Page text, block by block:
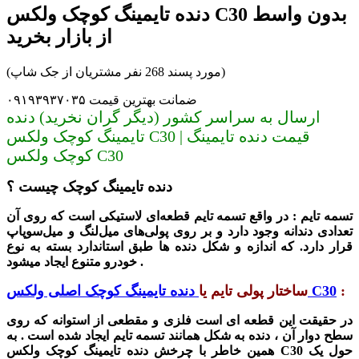
دنده تایمینگ کوچک ولکس C30 بدون واسط
از بازار بخرید
(مورد پسند 268 نفر مشتریان از جک شاپ)
ضمانت بهترین قیمت ۰۹۱۹۳۹۳۷۰۳۵
ارسال به سراسر کشور (دیگر گران نخرید) دنده
تایمینگ کوچک ولکس C30 | قیمت دنده تایمینگ
کوچک ولکس C30
دنده تایمینگ کوچک چیست ؟
تسمه تایم : در واقعتسمه تایم قطعه‌ای لاستیکی است که روی آن
تعدادی دندانه وجود دارد و بر روی پولی‌های میل‌لنگ و میل‌سوپاپ
قرار دارد. که اندازه و شکل دنده ها طبق استاندارد بسته به نوع
خودرو متنوع ایجاد میشود .
ساختار پولی تایم یا دنده تایمینگ کوچک اصلی ولکس C30 :
در حقیقت این قطعه ای است فلزی و مقطعی از استوانه که روی
سطح دوار آن ، دنده به شکل همانند تسمه تایم ایجاد شده است . به
همین خاطر با چرخش دنده تایمینگ کوچک ولکس C30حول یک